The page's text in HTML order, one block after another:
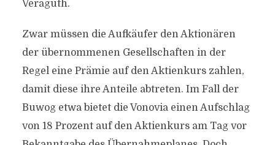
Veraguth.
Zwar müssen die Aufkäufer den Aktionären
der übernommenen Gesellschaften in der
Regel eine Prämie auf den Aktienkurs zahlen,
damit diese ihre Anteile abtreten. Im Fall der
Buwog etwa bietet die Vonovia einen Aufschlag
von 18 Prozent auf den Aktienkurs am Tag vor